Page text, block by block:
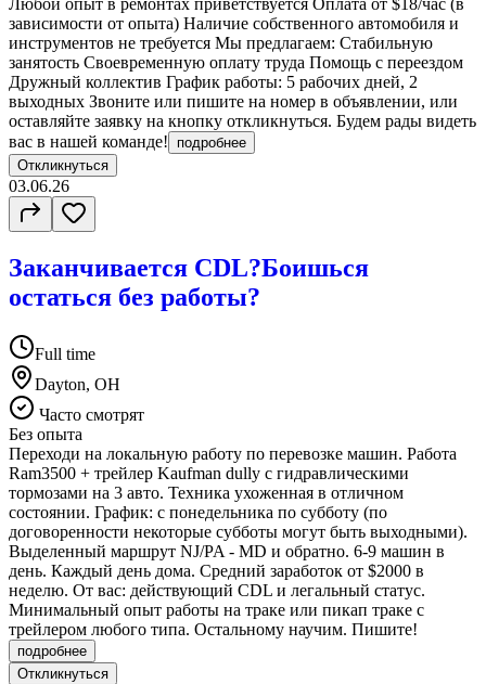
Любой опыт в ремонтах приветствуется Оплата от $18/час (в
зависимости от опыта) Наличие собственного автомобиля и
инструментов не требуется Мы предлагаем: Стабильную
занятость Своевременную оплату труда Помощь с переездом
Дружный коллектив График работы: 5 рабочих дней, 2
выходных Звоните или пишите на номер в объявлении, или
оставляйте заявку на кнопку откликнуться. Будем рады видеть
вас в нашей команде!
подробнее
Откликнуться
03.06.26
Заканчивается CDL?Боишься
остаться без работы?
Full time
Dayton, OH
Часто смотрят
Без опыта
Переходи на локальную работу по перевозке машин. Работа
Ram3500 + трейлер Kaufman dully с гидравлическими
тормозами на 3 авто. Техника ухоженная в отличном
состоянии. График: с понедельника по субботу (по
договоренности некоторые субботы могут быть выходными).
Выделенный маршрут NJ/PA - MD и обратно. 6-9 машин в
день. Каждый день дома. Средний заработок от $2000 в
неделю. От вас: действующий CDL и легальный статус.
Минимальный опыт работы на траке или пикап траке с
трейлером любого типа. Остальному научим. Пишите!
подробнее
Откликнуться